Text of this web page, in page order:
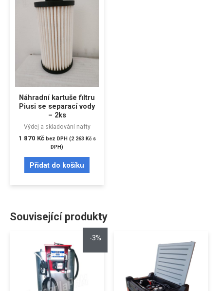
Náhradní kartuše filtru
Piusi se separací vody
– 2ks
Výdej a skladování nafty
1 870 Kč bez DPH (2 263 Kčs
DPH)
Přidat do košíku
Související produkty
-3%